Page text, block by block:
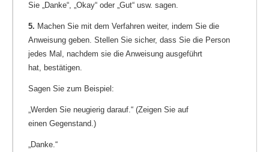
Sie „Danke“, „Okay“ oder „Gut“ usw. sagen.
5. Machen Sie mit dem Verfahren weiter, indem Sie die
Anweisung geben. Stellen Sie sicher, dass Sie die Person
jedes Mal, nachdem sie die Anweisung ausgeführt
hat, bestätigen.
Sagen Sie zum Beispiel:
„Werden Sie neugierig darauf.“ (Zeigen Sie auf
einen Gegenstand.)
„Danke.“